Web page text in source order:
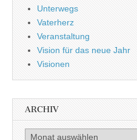
Unterwegs
Vaterherz
Veranstaltung
Vision für das neue Jahr
Visionen
ARCHIV
Archiv